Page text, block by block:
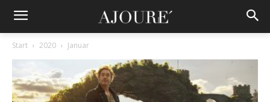
Start 2020 Januar